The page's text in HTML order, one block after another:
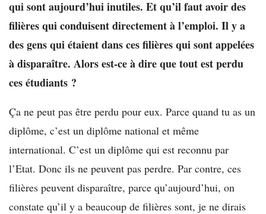
qui sont aujourd’hui inutiles. Et qu’il faut avoir des
filières qui conduisent directement à l’emploi. Il y a
des gens qui étaient dans ces filières qui sont appelées
à disparaître. Alors est-ce à dire que tout est perdu
ces étudiants ?
Ça ne peut pas être perdu pour eux. Parce quand tu as un
diplôme, c’est un diplôme national et même
international. C’est un diplôme qui est reconnu par
l’Etat. Donc ils ne peuvent pas perdre. Par contre, ces
filières peuvent disparaître, parce qu’aujourd’hui, on
constate qu’il y a beaucoup de filières sont, je ne dirais